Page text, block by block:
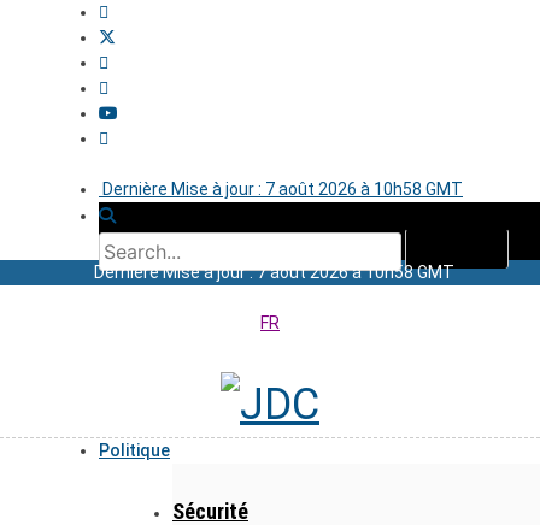
Dernière Mise à jour : 7 août 2026 à 10h58 GMT
Dernière Mise à jour : 7 août 2026 à 10h58 GMT
FR
Politique
Sécurité